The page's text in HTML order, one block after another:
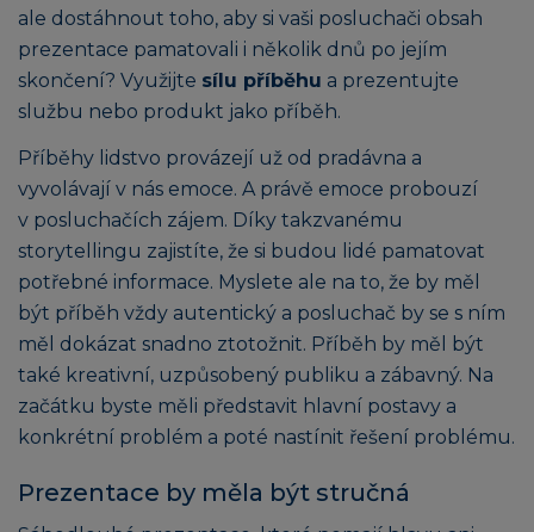
ale dostáhnout toho, aby si vaši posluchači obsah
prezentace pamatovali i několik dnů po jejím
skončení? Využijte sílu příběhu a prezentujte
službu nebo produkt jako příběh.
Příběhy lidstvo provázejí už od pradávna a
vyvolávají v nás emoce. A právě emoce probouzí
v posluchačích zájem. Díky takzvanému
storytellingu zajistíte, že si budou lidé pamatovat
potřebné informace. Myslete ale na to, že by měl
být příběh vždy autentický a posluchač by se s ním
měl dokázat snadno ztotožnit. Příběh by měl být
také kreativní, uzpůsobený publiku a zábavný. Na
začátku byste měli představit hlavní postavy a
konkrétní problém a poté nastínit řešení problému.
Prezentace by měla být stručná